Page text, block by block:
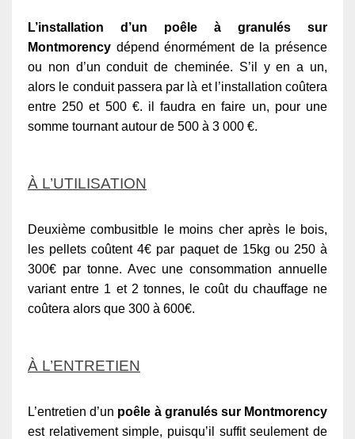
L’installation d’un poêle à granulés sur
Montmorency dépend énormément de la présence
ou non d’un conduit de cheminée. S’il y en a un,
alors le conduit passera par là et l’installation coûtera
entre 250 et 500 €. il faudra en faire un, pour une
somme tournant autour de 500 à 3 000 €.
À L’UTILISATION
Deuxième combusitble le moins cher après le bois,
les pellets coûtent 4€ par paquet de 15kg ou 250 à
300€ par tonne. Avec une consommation annuelle
variant entre 1 et 2 tonnes, le coût du chauffage ne
coûtera alors que 300 à 600€.
À L’ENTRETIEN
L’entretien d’un poêle à granulés sur Montmorency
est relativement simple, puisqu’il suffit seulement de